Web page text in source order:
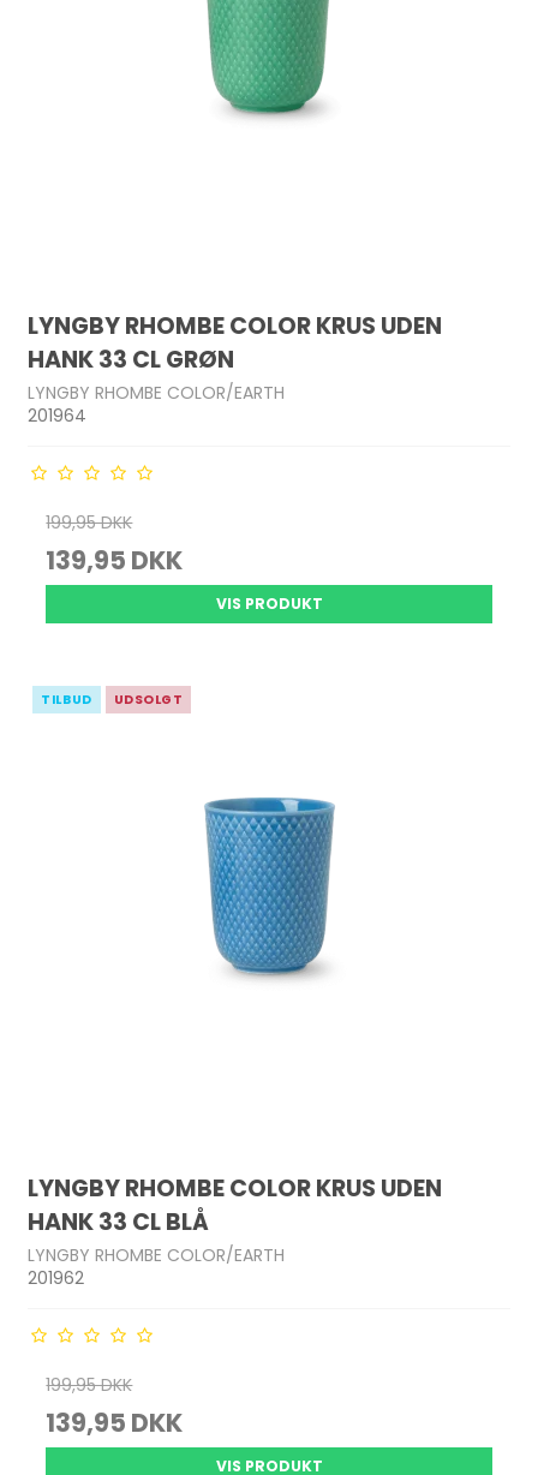
LYNGBY RHOMBE COLOR KRUS UDEN
HANK 33 CL GRØN
LYNGBY RHOMBE COLOR/EARTH
201964
199,95 DKK
139,95 DKK
VIS PRODUKT
TILBUD UDSOLGT
LYNGBY RHOMBE COLOR KRUS UDEN
HANK 33 CL BLÅ
LYNGBY RHOMBE COLOR/EARTH
201962
199,95 DKK
139,95 DKK
VIS PRODUKT